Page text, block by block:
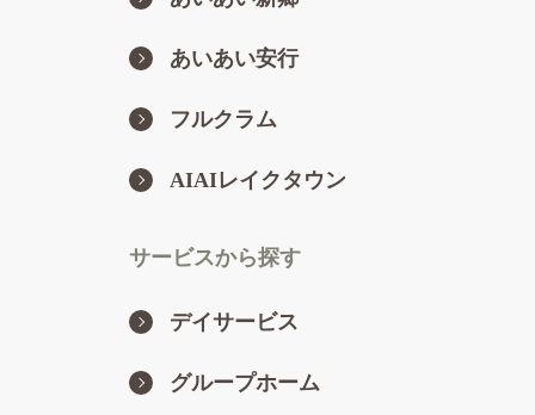
あいあい安行
フルクラム
AIAIレイクタウン
サービスから探す
デイサービス
グループホーム